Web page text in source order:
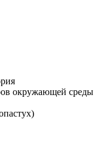
окружающей среды